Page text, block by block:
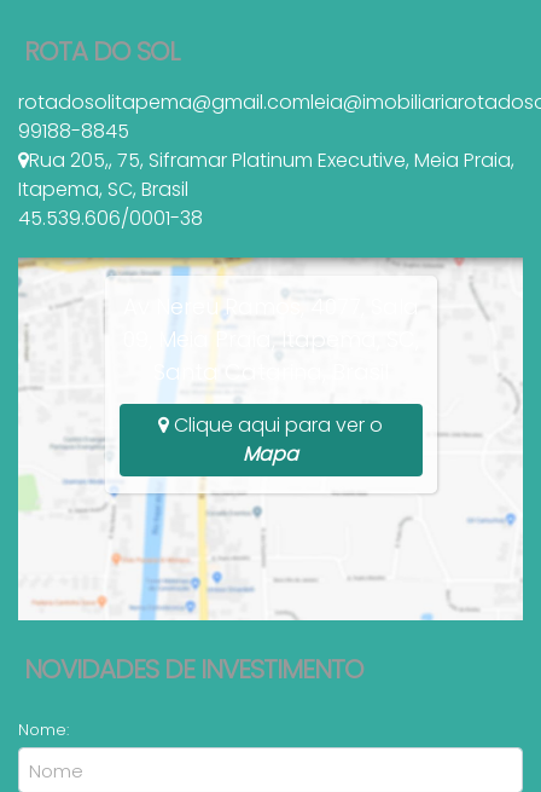
ROTA DO SOL
rotadosolitapema@gmail.com
99188-8845
Rua 205,, 75, Siframar Platinum Executive, Meia Praia,
Itapema, SC, Brasil
45.539.606/0001-38
Av Nereu Ramos, 4077, Sala
09, Meia Praia, Itapema, SC,
Santa Catarina, Brasil
Clique aqui para ver o
Mapa
NOVIDADES DE INVESTIMENTO
Nome: